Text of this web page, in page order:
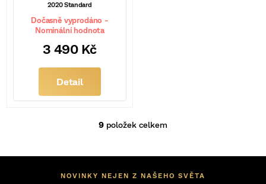
2020 Standard
Dočasně vyprodáno -
Nominální hodnota
3 490 Kč
Detail
O
d
9 položek celkem
NOVINKY NEJEN Z NAŠEHO SVĚTA